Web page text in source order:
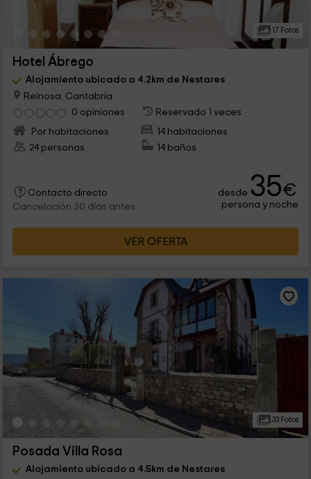
17 Fotos
Hotel Ábrego
Alojamiento ubicado a 4.2km de Nestares
Reinosa, Cantabria
0 opiniones
Reservado 1 veces
Por habitaciones
14 habitaciones
24 personas
14 baños
Contacto directo
Cancelación 30 días antes
desde 35€
persona y noche
VER OFERTA
33 Fotos
Posada Villa Rosa
Alojamiento ubicado a 4.5km de Nestares